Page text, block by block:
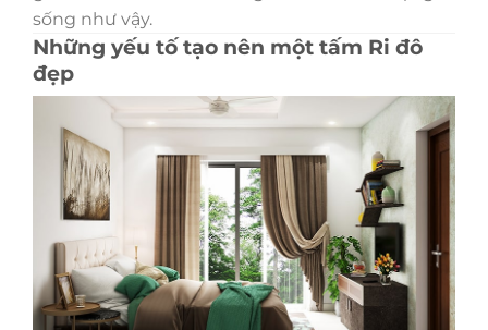
sống như vậy.
Những yếu tố tạo nên một tấm Ri đô
đẹp